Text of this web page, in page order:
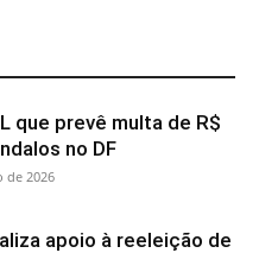
que prevê multa de R$
no DF
de 2026
apoio à reeleição de